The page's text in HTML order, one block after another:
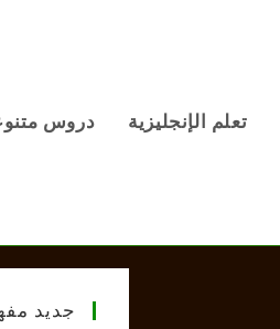
تعلم الإنجليزية دروس
جديد